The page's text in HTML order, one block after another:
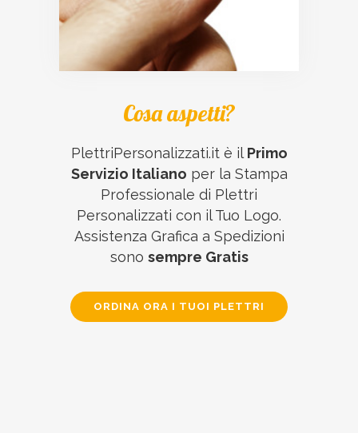
Cosa aspetti?
PlettriPersonalizzati.it è il Primo
Servizio Italiano per la Stampa
Professionale di Plettri
Personalizzati con il Tuo Logo.
Assistenza Grafica a Spedizioni
sono sempre Gratis
ORDINA ORA I TUOI PLETTRI